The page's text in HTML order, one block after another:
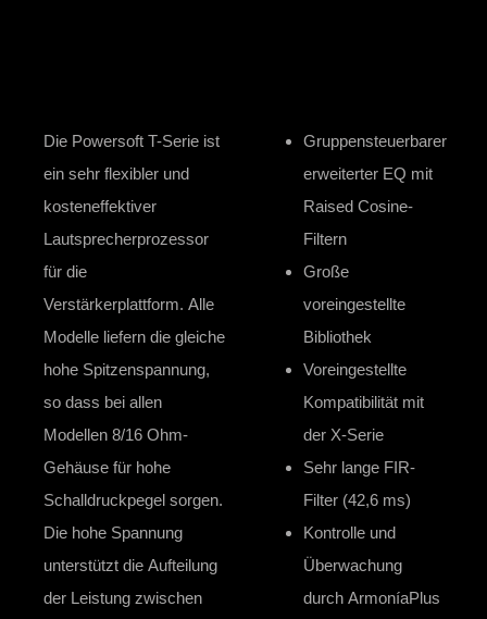
Die Powersoft T-Serie ist
ein sehr flexibler und
kosteneffektiver
Lautsprecherprozessor
für die
Verstärkerplattform. Alle
Modelle liefern die gleiche
hohe Spitzenspannung,
so dass bei allen
Modellen 8/16 Ohm-
Gehäuse für hohe
Schalldruckpegel sorgen.
Die hohe Spannung
unterstützt die Aufteilung
der Leistung zwischen
Gruppensteuerbarer
erweiterter EQ mit
Raised Cosine-
Filtern
Große
voreingestellte
Bibliothek
Voreingestellte
Kompatibilität mit
der X-Serie
Sehr lange FIR-
Filter (42,6 ms)
Kontrolle und
Überwachung
durch ArmoníaPlus